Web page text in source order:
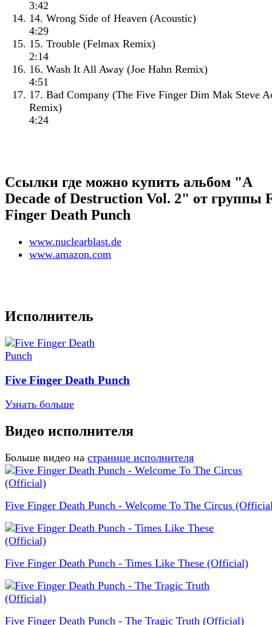
3:42
14. Wrong Side of Heaven (Acoustic)
4:29
15. Trouble (Felmax Remix)
2:14
16. Wash It All Away (Joe Hahn Remix)
4:51
17. Bad Company (The Five Finger Dim Mak Steve
Remix)
4:24
Ссылки где можно купить альбом "A
Decade of Destruction Vol. 2" от группы
Finger Death Punch
www.nuclearblast.de
www.amazon.com
Исполнитель
Five Finger Death Punch
Узнать больше
Видео исполнителя
Больше видео на странице исполнителя
Five Finger Death Punch - Welcome To The Circus
Five Finger Death Punch - Times Like These (Official)
Five Finger Death Punch - The Tragic Truth (Official)